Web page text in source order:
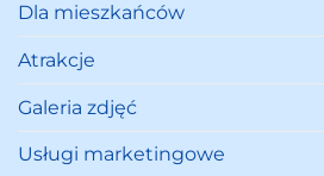
Dla mieszkańców
Atrakcje
Galeria zdjęć
Usługi marketingowe